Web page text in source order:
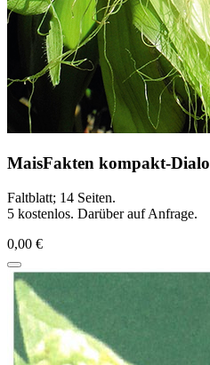
MaisFakten kompakt-
Faltblatt; 14 Seiten.
5 kostenlos. Darüber auf Anfrage.
0,00 €